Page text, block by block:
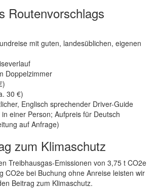
Routenvorschlags
mit guten, landesüblichen, eigenen
Doppelzimmer
30 €)
Englisch sprechender Driver-Guide
einer Person; Aufpreis für Deutsch
auf Anfrage)
zum Klimaschutz
Treibhausgas-Emissionen von 3,75 t CO2e
CO2e bei Buchung ohne Anreise leisten wir
Beitrag zum Klimaschutz.